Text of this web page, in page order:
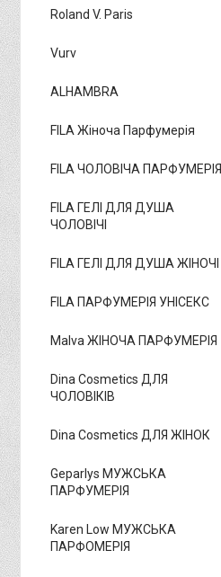
Roland V. Paris
Vurv
ALHAMBRA
FILA Жіноча Парфумерія
FILA ЧОЛОВІЧА ПАРФУМЕРІЯ
FILA ГЕЛІ ДЛЯ ДУША
ЧОЛОВІЧІ
FILA ГЕЛІ ДЛЯ ДУША ЖІНОЧІ
FILA ПАРФУМЕРІЯ УНІСЕКС
Malva ЖІНОЧА ПАРФУМЕРІЯ
Dina Cosmetics ДЛЯ
ЧОЛОВІКІВ
Dina Cosmetics ДЛЯ ЖІНОК
Geparlys МУЖСЬКА
ПАРФУМЕРІЯ
Karen Low МУЖСЬКА
ПАРФОМЕРІЯ